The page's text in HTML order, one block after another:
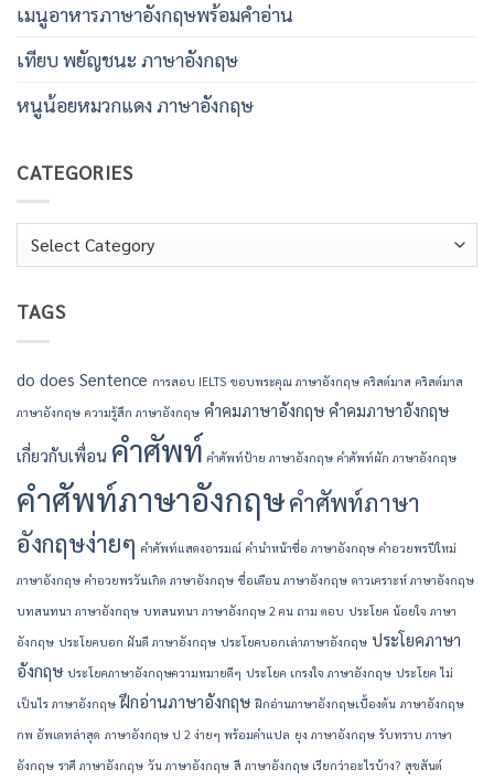
เมนูอาหารภาษาอังกฤษพร้อมคําอ่าน
เทียบ พยัญชนะ ภาษาอังกฤษ
หนูน้อยหมวกแดง ภาษาอังกฤษ
CATEGORIES
Categories
TAGS
do does Sentence การสอบ IELTS ขอบพระคุณ ภาษาอังกฤษ คริสต์มาส คริสต์มาส
ภาษาอังกฤษ ความรู้สึก ภาษาอังกฤษ คำคมภาษาอังกฤษ คำคมภาษาอังกฤษ
เกี่ยวกับเพื่อน คำศัพท์ คำศัพท์ป้าย ภาษาอังกฤษ คำศัพท์ผัก ภาษาอังกฤษ
คำศัพท์ภาษาอังกฤษคำศัพท์ภาษา
อังกฤษง่ายๆ คำศัพท์แสดงอารมณ์ คํานําหน้าชื่อ ภาษาอังกฤษ คําอวยพรปีใหม่
ภาษาอังกฤษ คําอวยพรวันเกิด ภาษาอังกฤษ ชื่อเดือน ภาษาอังกฤษ ดาวเคราะห์ ภาษาอังกฤษ
บทสนทนา ภาษาอังกฤษ บทสนทนา ภาษาอังกฤษ 2 คน ถาม ตอบ ประโยค น้อยใจ ภาษา
อังกฤษ ประโยคบอก ฝันดี ภาษาอังกฤษ ประโยคบอกเล่าภาษาอังกฤษ ประโยคภาษา
อังกฤษ ประโยคภาษาอังกฤษความหมายดีๆ ประโยค เกรงใจ ภาษาอังกฤษ ประโยค ไม่
เป็นไร ภาษาอังกฤษ ฝึกอ่านภาษาอังกฤษ ฝึกอ่านภาษาอังกฤษเบื้องต้น ภาษาอังกฤษ
กพ อัพเดทล่าสุด ภาษาอังกฤษ ป 2 ง่ายๆ พร้อมคำแปล ยุง ภาษาอังกฤษ รับทราบ ภาษา
อังกฤษ ราศี ภาษาอังกฤษ วัน ภาษาอังกฤษ สี ภาษาอังกฤษ เรียกว่าอะไรบ้าง? สุขสันต์